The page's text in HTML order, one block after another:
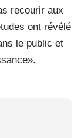
recourir aux
ont révélé
le public et